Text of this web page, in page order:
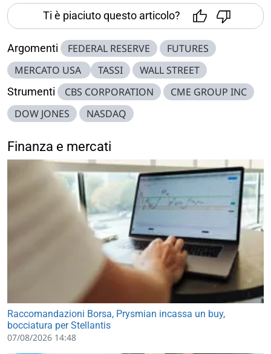
Ti è piaciuto questo articolo?
Argomenti FEDERAL RESERVE
FUTURES
MERCATO USA
TASSI WALL STREET
Strumenti CBS CORPORATION
CME GROUP INC
DOW JONES
NASDAQ
Finanza e mercati
Raccomandazioni Borsa, Prysmian incassa un buy,
bocciatura per Stellantis
07/08/2026 14:48